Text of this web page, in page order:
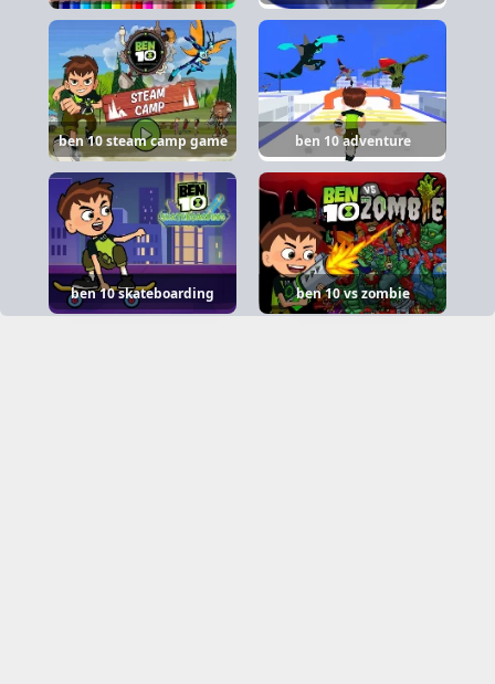
ben 10 steam camp game ben 10 adventure
ben 10 skateboarding ben 10 vs zombie